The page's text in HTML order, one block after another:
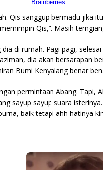
Qis sanggup bermadu jika
Qis,”. Masih
dia di rumah. Pagi pagi,
dia akan bersarapan
Bumi Kenyalang benar
permintaan Abang. Tapi,
sayup sayup suara
baik tetapi ahh hatinya